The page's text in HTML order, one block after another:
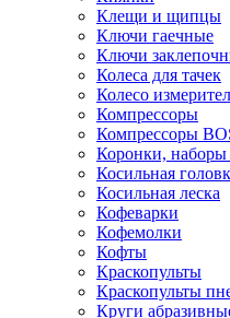
Клещи и щипцы
Ключи гаечные
Ключи
Колеса для тачек
Колесо
Компрессоры
Компрессоры
Коронки, наборы
Косильная
Косильная леска
Кофеварки
Кофемолки
Кофты
Краскопульты
Краскопульты
Круги